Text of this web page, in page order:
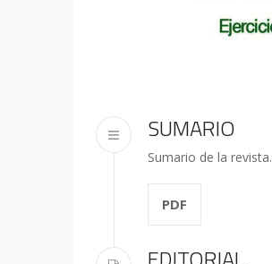
SUMARIO
Sumario de la revista.
PDF